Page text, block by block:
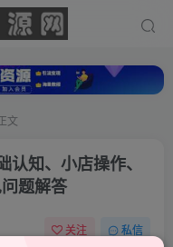
文
知、小店操作、
题解答
关注 私信